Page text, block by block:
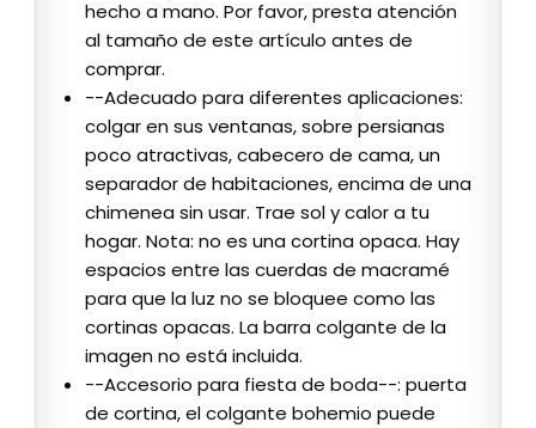
hecho a mano. Por favor, presta atención
al tamaño de este artículo antes de
comprar.
--Adecuado para diferentes aplicaciones:
colgar en sus ventanas, sobre persianas
poco atractivas, cabecero de cama, un
separador de habitaciones, encima de una
chimenea sin usar. Trae sol y calor a tu
hogar. Nota: no es una cortina opaca. Hay
espacios entre las cuerdas de macramé
para que la luz no se bloquee como las
cortinas opacas. La barra colgante de la
imagen no está incluida.
--Accesorio para fiesta de boda--: puerta
de cortina, el colgante bohemio puede